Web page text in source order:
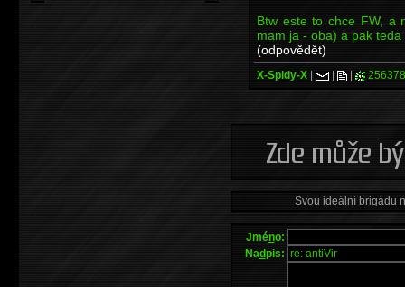
Btw este to chce FW, a
mam ja - oba) a pak
(odpovědět)
X-Spidy-X | | |
Svou ideální brigádu
Jméno:
Nadpis: